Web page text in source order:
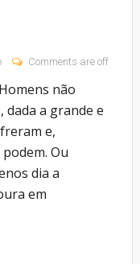
Comments are off
não
dada a grande e
e,
Ou
dia a
em